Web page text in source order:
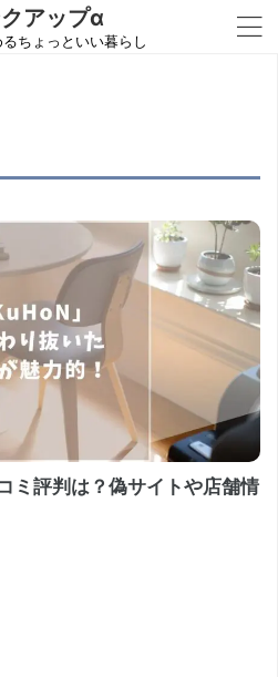
アップα
ちょっといい暮らし
ミ評判は？偽サイトや店舗情